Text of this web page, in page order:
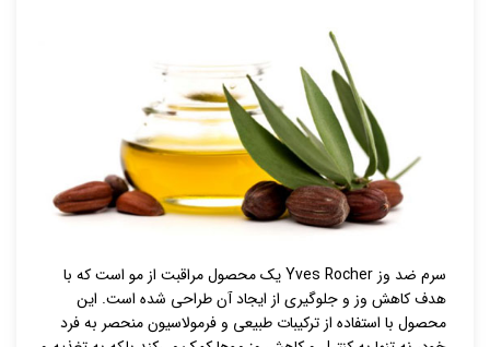
سرم ضد وز Yves Rocher یک محصول مراقبت از مو است که با
هدف کاهش وز و جلوگیری از ایجاد آن طراحی شده است. این
محصول با استفاده از ترکیبات طبیعی و فرمولاسیون منحصر به فرد